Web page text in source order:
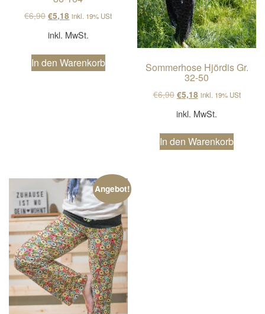
€6,90Ursprünglicher Preis war: €6,90
€5,18 Aktueller Preis ist: €5,18.
inkl. 19% USt
inkl. MwSt.
In den Warenkorb Sommerhose Hjördis Gr.
32-50
€6,90 Ursprünglicher Preis
€5,18Aktueller Preis
inkl. 19% USt
inkl. MwSt.
In den Warenkorb
Angebot!